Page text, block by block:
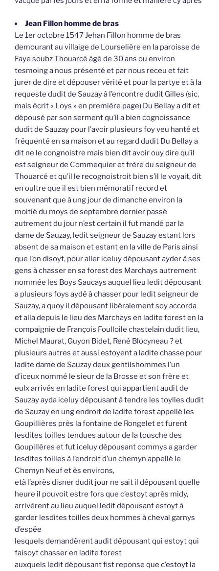
Jean Fillon homme de bras
Le 1er octobre 1547 Jehan Fillon homme de bras
demourant au villaige de Lourselière en la paroisse de
Faye soubz Thouarcé âgé de 30 ans ou environ
tesmoing a nous présenté et par nous receu et fait
jurer de dire et dépouser vérité et pour la partye et à la
requeste dudit de Sauzay à l’encontre dudit Gilles (sic,
mais écrit « Loys » en première page) Du Bellay a dit et
dépousé par son serment qu’il a bien cognoissance
dudit de Sauzay pour l’avoir plusieurs foy veu hanté et
fréquenté en sa maison et au regard dudit Du Bellay a
dit ne le congnoistre mais bien dit avoir ouy dire qu’il
est seigneur de Commequier et frère du seigneur de
Thouarcé et qu’il le recognoistroit bien s’il le voyait, dit
en oultre que il est bien mémoratif record et
souvenant que à ung jour de dimanche environ la
moitié du moys de septembre dernier passé
autrement du jour n’est certain il fut mandé par la
dame de Sauzay, ledit seigneur de Sauzay estant lors
absent de sa maison et estant en la ville de Paris ainsi
que l’on disoyt, pour aller iceluy dépousant ayder à ses
gens à chasser en sa forest des Marchays autrement
nommée les Boys Saucays auquel lieu ledit dépousant
a plusieurs foys aydé à chasser pour ledit seigneur de
Sauzay, a quoy il dépousant libéralement soy accorda
et alla depuis le lieu des Marchays en ladite forest en la
compaignie de François Foulloile chastelain dudit lieu,
Michel Maurat, Guyon Bidet, René Blocyneau ? et
plusieurs autres et aussi estoyent a ladite chasse pour
ladite dame de Sauzay deux gentilshommes l’un
d’iceux nommé le sieur de la Brosse et son frère et
eulx arrivés en ladite forest qui appartient audit de
Sauzay ayda iceluy dépousant à tendre les toylles dudit
de Sauzay en ung endroit de ladite forest appellé les
Goupillières près la fontaine de Rongelet et furent
lesdites toilles tendues autour de la tousche des
Goupillères et fut iceluy dépousant commys a garder
lesdites toilles à l’endroit d’un chemyn appellé le
Chemyn Neuf et ès environs,
età l’après disner dudit jour ne sait il dépousant quelle
heure il pouvoit estre fors que c’estoyt après midy,
arrivèrent au lieu auquel ledit dépousant estoyt à
garder lesdites toilles deux hommes à cheval garnys
d’espée
lesquels demandèrent audit dépousant qui estoyt qui
faisoyt chasser en ladite forest
auxquels ledit dépousant fist reponse que c’estoyt la